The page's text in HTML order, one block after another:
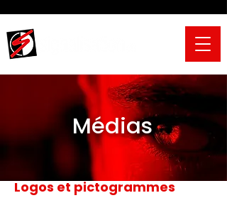
Médias
Logos et pictogrammes